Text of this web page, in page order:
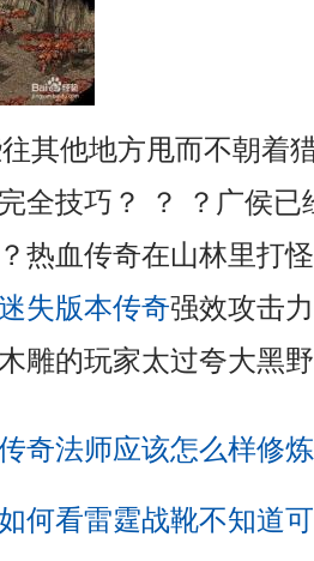
其他地方甩而不朝着
全技巧？ ？ ？广侯已
热血传奇在山林里打
失版本传奇强效攻击
雕的玩家太过夸大黑
奇法师应该怎么样修
何看雷霆战靴不知道